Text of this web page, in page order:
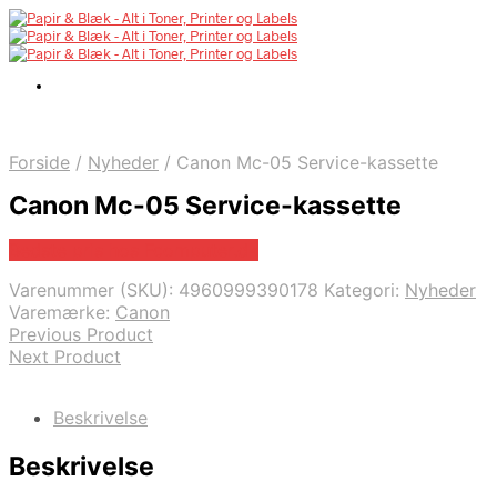
Forside / Nyheder / Canon Mc-05 Service-kassette
Canon Mc-05 Service-kassette
Varenummer (SKU): 4960999390178 Kategori: Nyheder
Varemærke: Canon
Previous Product
Next Product
Beskrivelse
Beskrivelse